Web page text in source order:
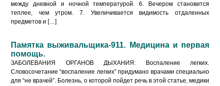
между дневной и ночной температурой. 6. Вечером становится
теплее, чем утром. 7. Увеличивается видимость отдаленных
предметов и […]
Памятка выживальщика-911. Медицина и первая
помощь.
ЗАБОЛЕВАНИЯ ОРГАНОВ ДЫХАНИЯ: Воспаление легких.
Словосочетание “воспаление легких” придумано врачами специально
для “не врачей”. Болезнь, о которой пойдет речь в этой статье, медики